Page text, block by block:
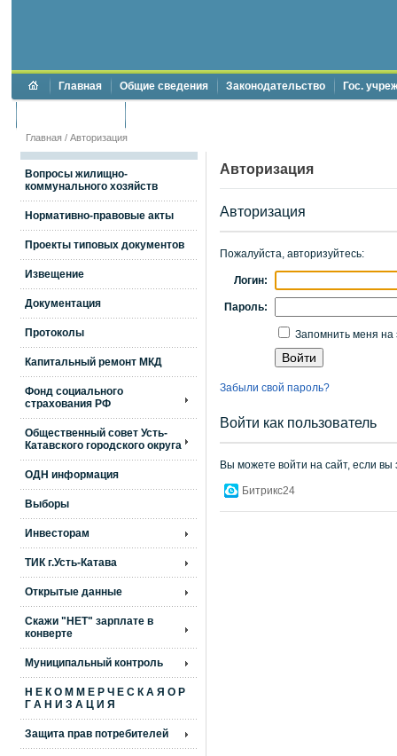
Главная Общие сведения Законодательство Гос.
Главная / Авторизация
Вопросы жилищно-
коммунального хозяйств
Нормативно-правовые акты
Проекты типовых документов
Извещение
Документация
Протоколы
Капитальный ремонт МКД
Фонд социального
страхования РФ
Общественный совет Усть-
Катавского городского округа
ОДН информация
Выборы
Инвесторам
ТИК г.Усть-Катава
Открытые данные
Скажи "НЕТ" зарплате в
конверте
Муниципальный контроль
Н Е К О М М Е Р Ч Е С К А Я О Р
Г А Н И З А Ц И Я
Защита прав потребителей
Авторизация
Авторизация
Пожалуйста, авторизуйтесь:
Логин:
Пароль:
Запомнить меня на
Забыли свой пароль?
Войти как пользователь
Вы можете войти на сайт, если вы
Битрикс24